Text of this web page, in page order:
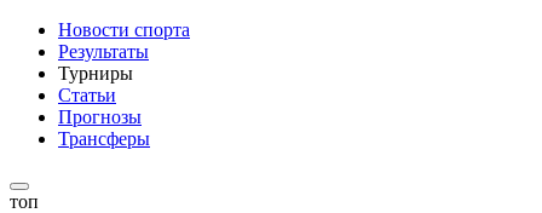
Новости спорта
Результаты
Турниры
Статьи
Прогнозы
Трансферы
топ